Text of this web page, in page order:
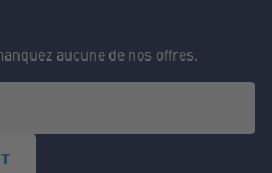
aucune de nos offres.